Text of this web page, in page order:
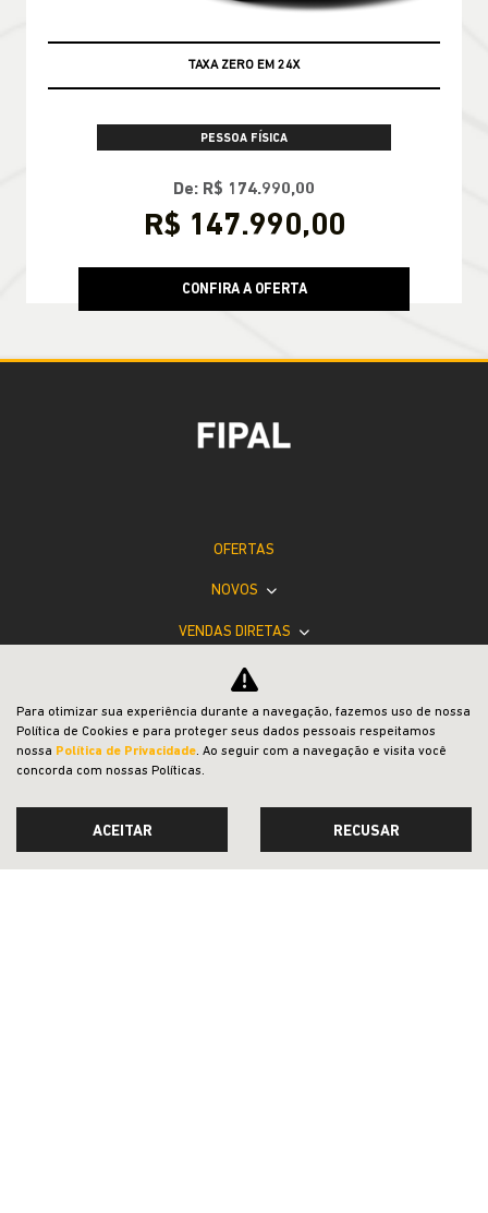
TAXA ZERO
PESSOA FÍSICA
ZERO
CONFIRA A OFERTA
Renegade Altitude T270 4X2 2027
JEEP POWER
PESSOA FÍSICA
À VISTA POR R$ 124.990,00
Para otimizar sua experiência durante a navegação, fazemos uso de nossa
Política de Cookies e para proteger seus dados pessoais respeitamos
nossa Política de Privacidade. Ao seguir com a navegação e visita você
concorda com nossas Políticas.
ACEITAR RECUSAR